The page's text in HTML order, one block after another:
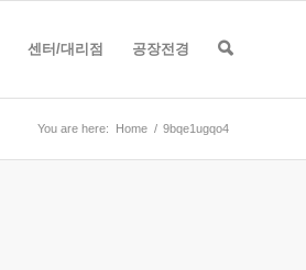
센터/대리점 공장전경
You are here: Home / 9bqe1ugqo4